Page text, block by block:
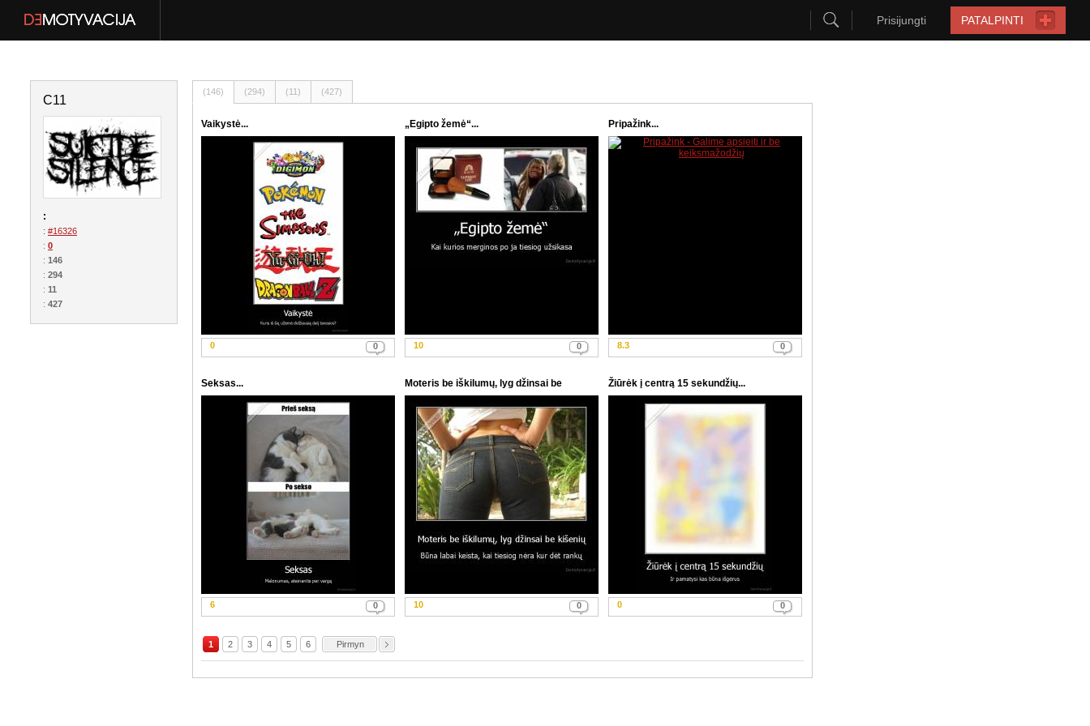
PATALPINTI
Prisijungti
C11
:
: #16326
: 0
: 146
: 294
: 11
: 427
(146) (294) (11) (427)
Vaikystė...
0 0
„Egipto žemė“...
10 0
Pripažink...
8.3 0
Seksas...
6 0
Moteris be iškilumų, lyg džinsai be
kišenių...
10 0
Žiūrėk į centrą 15 sekundžių...
0 0
1 2 3 4 5 6 Pirmyn